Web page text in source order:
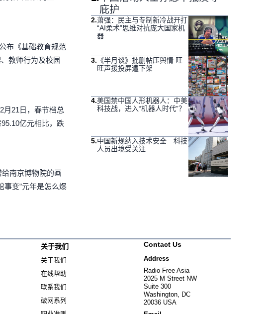
布《基础教育规范
教师行为及校园
月21日，春节档总
亿元相比，跌
南京博物院的画
事变”元年是怎么爆
庇护
2.萧强：民主与专制新冷战开打
“AI柔术”思维对抗庞大国家机
器
3. 《半月谈》批删帖压舆情 旺
旺声援投屏遭下架
4.美国禁中国人形机器人：中美
科技战，进入“机器人时代”？
5.中国新规纳入技术安全 科技
人员出境受关注
关于我们
关于我们
在线帮助
联系我们
破网系列
Contact Us
Address
Radio Free Asia
2025 M Street NW
Suite 300
Washington, DC
20036 USA